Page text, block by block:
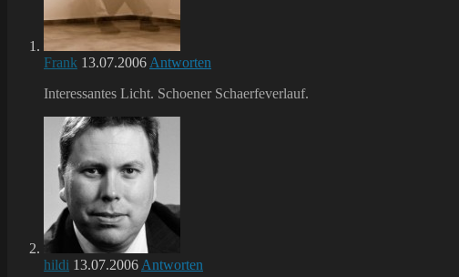
Frank 13.07.2006 Antworten
Interessantes Licht. Schoener Schaerfeverlauf.
hildi 13.07.2006 Antworten